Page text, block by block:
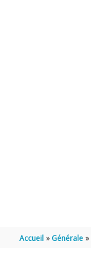
Accueil Générale